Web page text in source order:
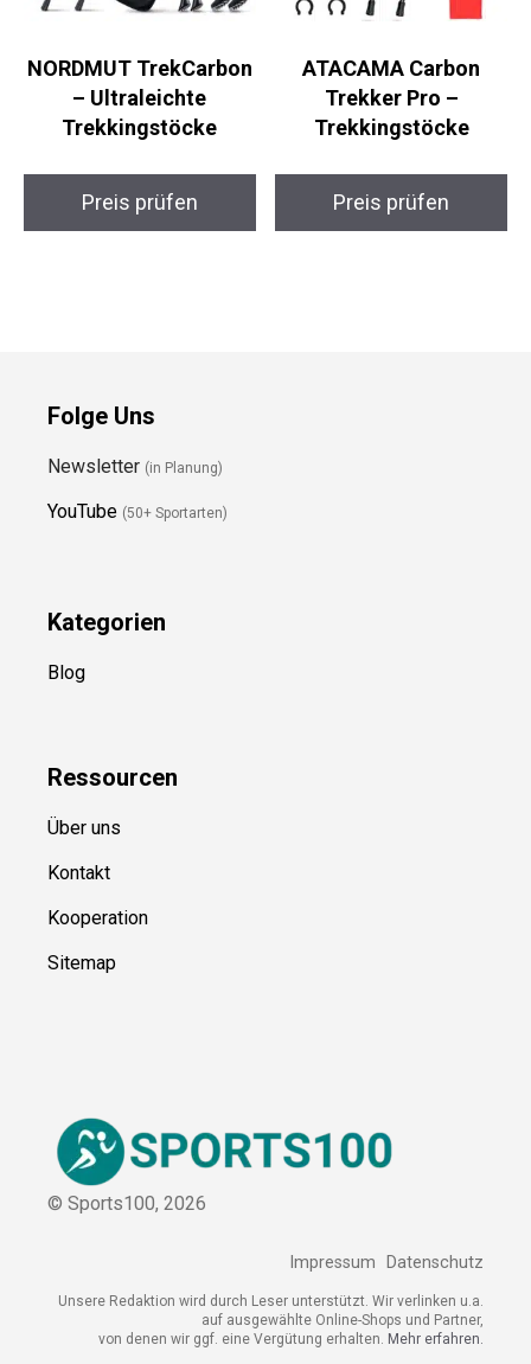
TrekCarbon –
Ultraleichte
Trekker Pro –
Trekkingstöcke
YouTube
Ressource
Über uns
© Sports100,2026